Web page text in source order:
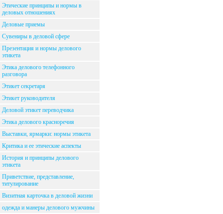
Этические принципы и нормы в
деловых отношениях
Деловые приемы
Сувениры в деловой сфере
Презентация и нормы делового
этикета
Этика делового телефонного
разговора
Этикет секретаря
Этикет руководителя
Деловой этикет переводчика
Этика делового красноречия
Выставки, ярмарки: нормы этикета
Критика и ее этические аспекты
История и принципы делового
этикета
Приветствие, представление,
титулирование
Визитная карточка в деловой жизни
одежда и манеры делового мужчины